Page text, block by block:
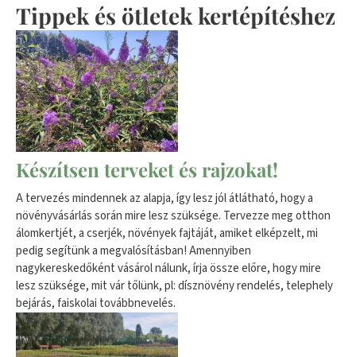
Tippek és ötletek kertépítéshez
Készítsen terveket és rajzokat!
A tervezés mindennek az alapja, így lesz jól átlátható, hogy a
növényvásárlás során mire lesz szüksége. Tervezze meg otthon
álomkertjét, a cserjék, növények fajtáját, amiket elképzelt, mi
pedig segítünk a megvalósításban! Amennyiben
nagykereskedőként vásárol nálunk, írja össze előre, hogy mire
lesz szüksége, mit vár tőlünk, pl: dísznövény rendelés, telephely
bejárás, faiskolai továbbnevelés.